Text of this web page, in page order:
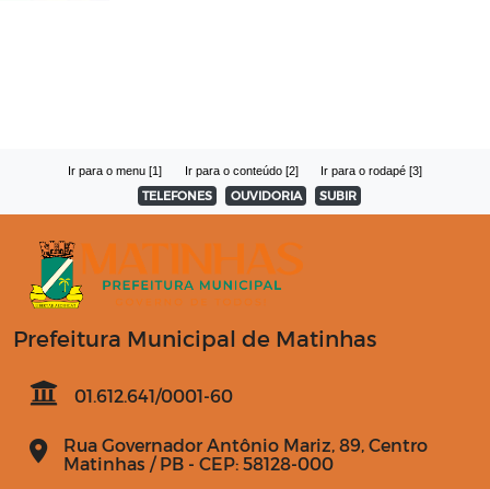
Ir para o menu [1] Ir para o conteúdo [2] Ir para o rodapé [3]
TELEFONES OUVIDORIA SUBIR
Prefeitura Municipal de Matinhas
01.612.641/0001-60
Rua Governador Antônio Mariz, 89, Centro
Matinhas / PB - CEP: 58128-000